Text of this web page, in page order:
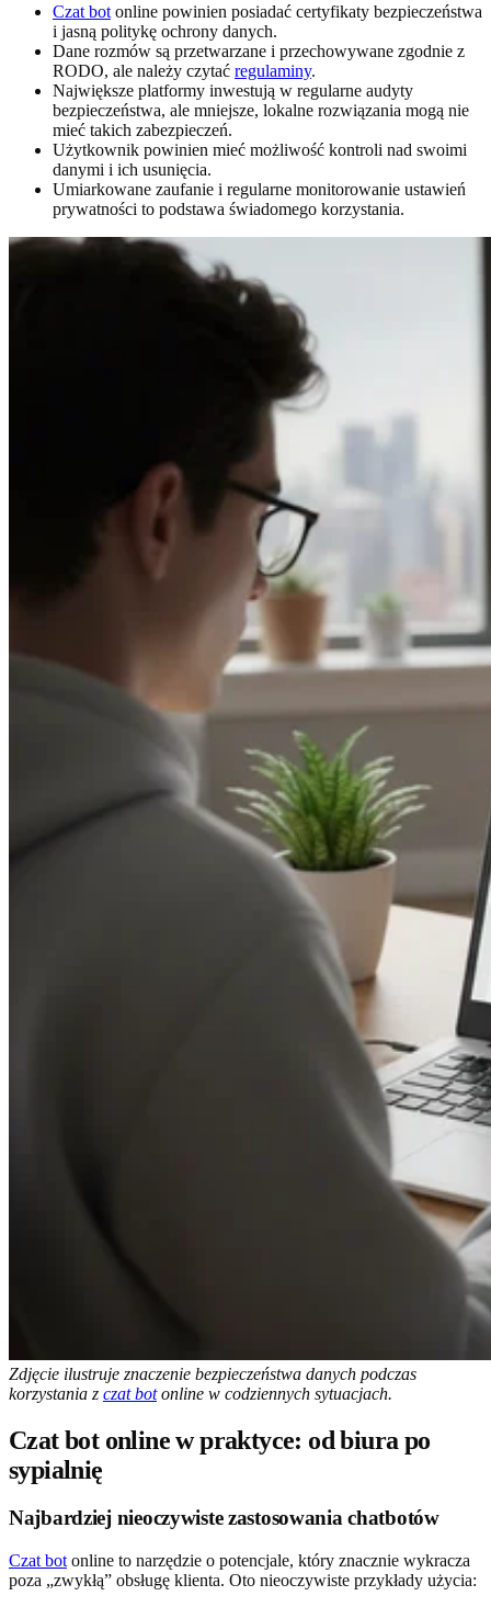
Czat bot online powinien posiadać certyfikaty bezpieczeństwa
i jasną politykę ochrony danych.
Dane rozmów są przetwarzane i przechowywane zgodnie z
RODO, ale należy czytać regulaminy.
Największe platformy inwestują w regularne audyty
bezpieczeństwa, ale mniejsze, lokalne rozwiązania mogą nie
mieć takich zabezpieczeń.
Użytkownik powinien mieć możliwość kontroli nad swoimi
danymi i ich usunięcia.
Umiarkowane zaufanie i regularne monitorowanie ustawień
prywatności to podstawa świadomego korzystania.
Zdjęcie ilustruje znaczenie bezpieczeństwa danych podczas
korzystania z czat botonline w codziennych sytuacjach.
Czat bot online w praktyce: od biura po
sypialnię
Najbardziej nieoczywiste zastosowania chatbotów
Czat bot online to narzędzie o potencjale, który znacznie wykracza
poza „zwykłą” obsługę klienta. Oto nieoczywiste przykłady użycia: